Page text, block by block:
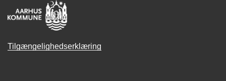
Tilgængelighedserklæring